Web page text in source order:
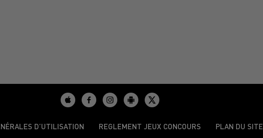
D’UTILISATION REGLEMENT JEUX CONCOURS PLAN DU SITE